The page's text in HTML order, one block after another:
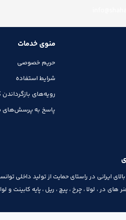
منوی خدمات
حریم خصوصی
شرایط استفاده
رویه‌های بازگرداندن
پاسخ به پرسش‌های
ایرانی در راستای حمایت از تولید داخلی
های در ، لولا ، چرخ ، پیچ ، ریل ، پایه کابینت